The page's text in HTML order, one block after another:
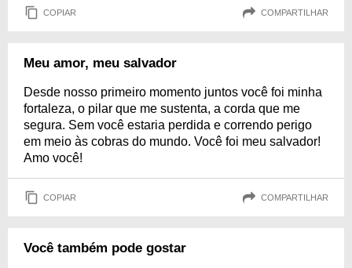
COPIAR COMPARTILHAR
Meu amor, meu salvador
Desde nosso primeiro momento juntos você foi minha
fortaleza, o pilar que me sustenta, a corda que me
segura. Sem você estaria perdida e correndo perigo
em meio às cobras do mundo. Você foi meu salvador!
Amo você!
COPIAR COMPARTILHAR
Você também pode gostar